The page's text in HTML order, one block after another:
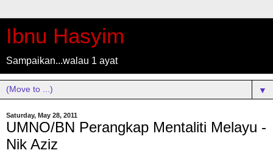
Ibnu Hasyim
Sampaikan...walau 1 ayat
▼
Saturday, May 28, 2011
UMNO/BN Perangkap Mentaliti Melayu -
Nik Aziz